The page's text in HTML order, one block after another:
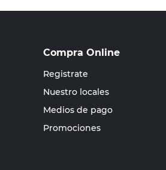
Compra Online
Registrate
Nuestro locales
Medios de pago
Promociones